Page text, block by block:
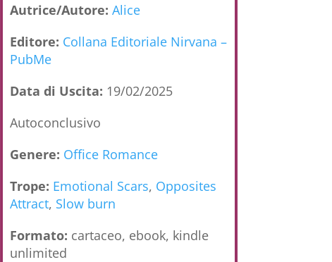
Autrice/Autore: Alice
Editore: Collana Editoriale Nirvana –
PubMe
Data di Uscita: 19/02/2025
Autoconclusivo
Genere: Office Romance
Trope: Emotional Scars, Opposites
Attract, Slow burn
Formato: cartaceo, ebook, kindle
unlimited